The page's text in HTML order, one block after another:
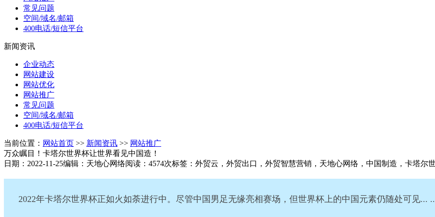
常见问题
空间/域名/邮箱
400电话/短信平台
新闻资讯
企业动态
网站建设
网站优化
网站推广
常见问题
空间/域名/邮箱
400电话/短信平台
当前位置： 网站首页 >> 新闻资讯 >> 网站推广
万众瞩目！卡塔尔世界杯让世界看见中国造！
日期：2022-11-25编辑：天地心网络阅读：4574次标签：外贸云，外贸出口，外贸智慧营销，天地心网络，中国制造，卡塔尔
2022年卡塔尔世界杯正如火如荼进行中。尽管中国男足无缘亮相赛场，但世界杯上的中国元素仍随处可见...